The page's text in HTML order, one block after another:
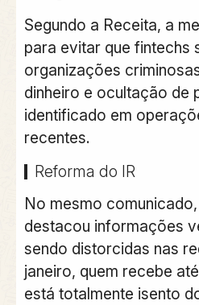
Segundo a Receita, a
para evitar que fintechs
organizações
dinheiro e ocultação de
identificado em
recentes.
Reforma do IR
No mesmo
destacou informações
sendo distorcidas nas
janeiro, quem recebe
está totalmente isento